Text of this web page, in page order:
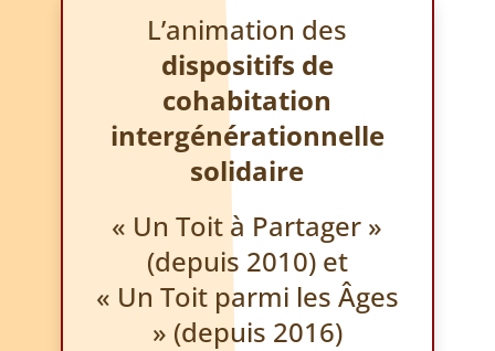
L’animation des
dispositifs de
cohabitation
intergénérationnelle
solidaire
« Un Toit à Partager »
(depuis 2010) et
« Un Toit parmi les Âges
» (depuis 2016)